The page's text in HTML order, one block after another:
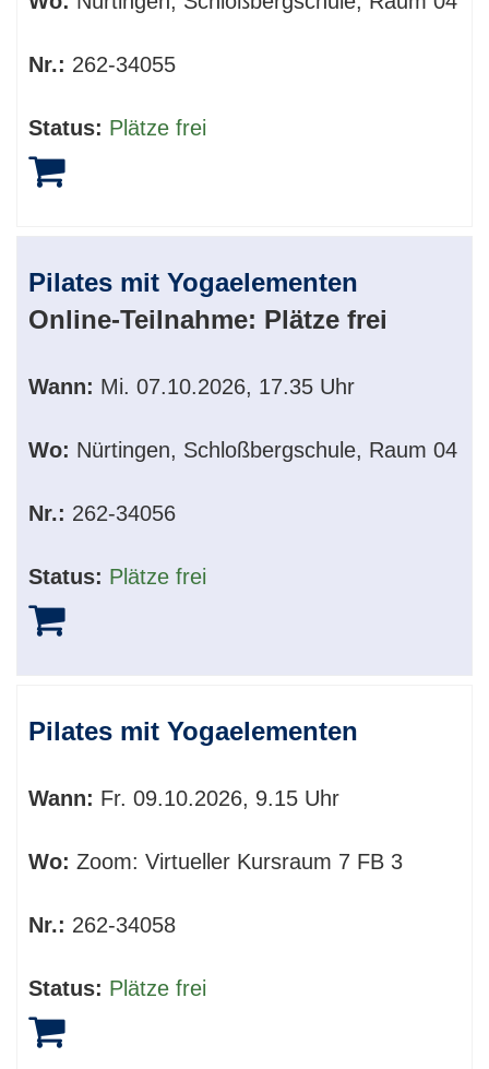
Nr.: 262-34055
Status: Plätze frei
Pilates mit Yogaelementen
Online-Teilnahme: Plätze frei
Wann: Mi. 07.10.2026, 17.35 Uhr
Wo: Nürtingen, Schloßbergschule, Raum 04
Nr.: 262-34056
Status: Plätze frei
Pilates mit Yogaelementen
Wann: Fr. 09.10.2026, 9.15 Uhr
Wo: Zoom: Virtueller Kursraum 7 FB 3
Nr.: 262-34058
Status: Plätze frei